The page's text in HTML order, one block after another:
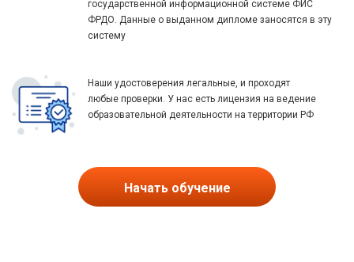
государственной информационной системе ФИС
ФРДО. Данные о выданном дипломе заносятся в эту
систему
Наши удостоверения легальные, и проходят
любые проверки. У нас есть лицензия на ведение
образовательной деятельности на территории РФ
Начать обучение